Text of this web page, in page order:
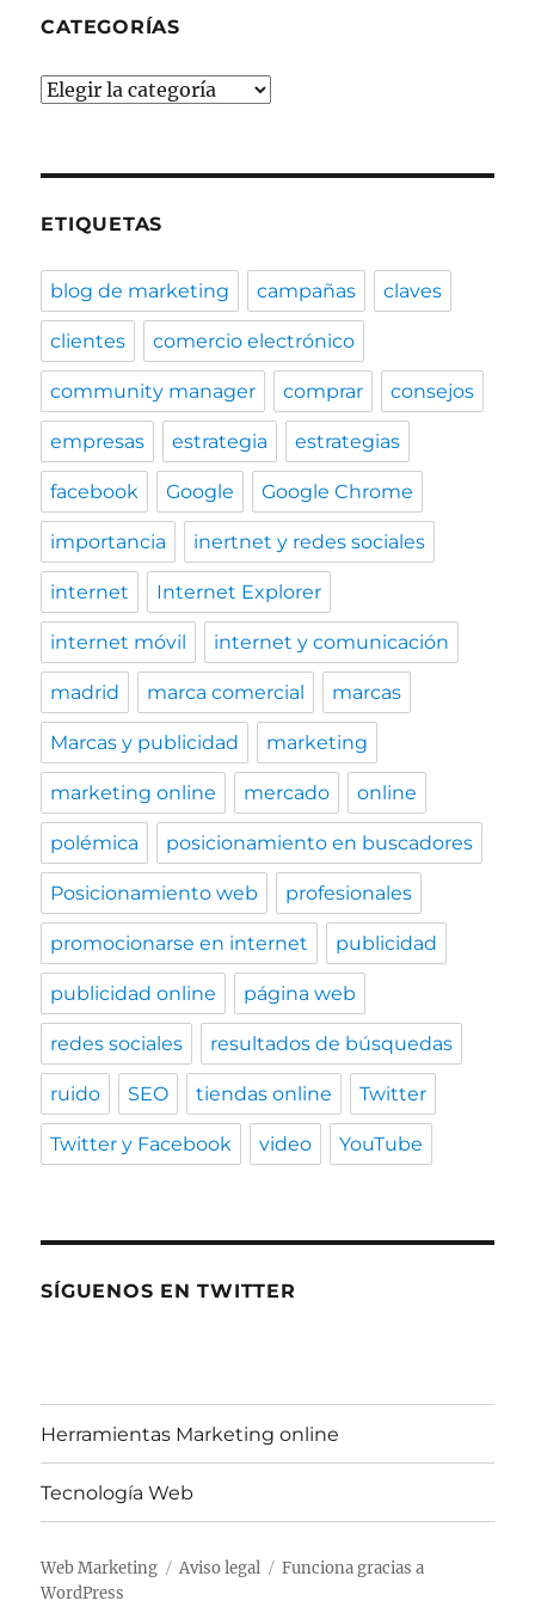
CATEGORÍAS
Categorías
ETIQUETAS
blog de marketing campañas claves
clientes comercio electrónico
community manager comprar consejos
empresas estrategia estrategias
facebook Google Google Chrome
importancia inertnet y redes sociales
internet Internet Explorer
internet móvil internet y comunicación
madrid marca comercial marcas
Marcas y publicidad marketing
marketing online mercado online
polémica posicionamiento en buscadores
Posicionamiento web profesionales
promocionarse en internet publicidad
publicidad online página web
redes sociales resultados de búsquedas
ruido SEO tiendas online Twitter
Twitter y Facebook video YouTube
SÍGUENOS EN TWITTER
Herramientas Marketing online
Tecnología Web
Web Marketing Aviso legal
Funciona gracias a
WordPress